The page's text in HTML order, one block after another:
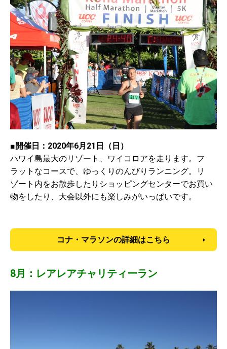
■開催日：2020年6月21日（日）
ハワイ島最大のリゾート、ワイコロアを走ります。フ
ラットなコースで、ゆっくりのんびりランニング。リ
ゾート内をお散歩したりショッピングセンターでお買い
物をしたり、大会以外にも楽しみがいっぱいです。
コナ・マラソンの詳細はこちら
8月：レアレアチャリティーラン